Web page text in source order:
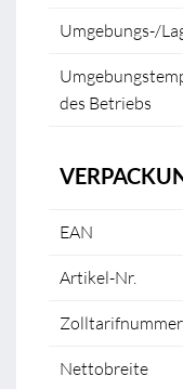
Umgebungs-/
des Betriebs
EAN
Artikel-Nr.
Zolltarifnummer
Nettobreite